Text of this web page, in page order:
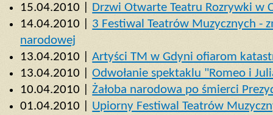
15.04.2010 |
Drzwi Otwarte Teatru Rozrywki w
14.04.2010 | 3 Festiwal Teatrów Muzycznych -
narodowej
13.04.2010 |Artyści TM w Gdyni ofiarom
13.04.2010 |Odwołanie spektaklu "Romeo i
10.04.2010 |Żałoba narodowa po śmierci
01.04.2010 | Upiorny Festiwal Teatrów